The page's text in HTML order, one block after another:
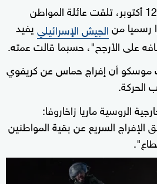
وبعد أيام، وبالتحديد في 12 أكتوبر، تلقت عائلة المواطن
رسميا منالجيش الإسرائيلييفيد
على الأرجح"، حسبما قالت عمته.
أن إفراج حماس عن كريفوي
الحركة.
الروسية ماريا زاخاروفا:
السريع عن بقية المواطنين